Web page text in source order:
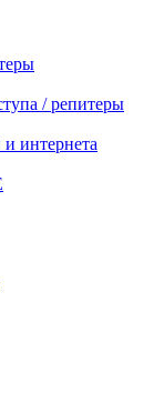
/ репитеры
и интернета